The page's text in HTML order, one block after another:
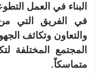
البناء في العمل
في الفريق التي
والتعاون وتكاثف
المجتمع المختلفة
متماسكاً.